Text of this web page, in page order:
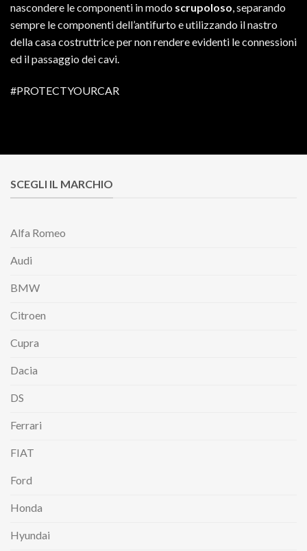
nascondere le componenti in modo scrupoloso, separando
sempre le componenti dell’antifurto e utilizzando il nastro
della casa costruttrice per non rendere evidenti le connessioni
ed il passaggio dei cavi.
#PROTECTYOURCAR
SCEGLI IL MARCHIO
Alfa Romeo
Audi
BMW
Citroen
Cupra
Dacia
DS
Ferrari
FIAT
Ford
Honda
Hyundai